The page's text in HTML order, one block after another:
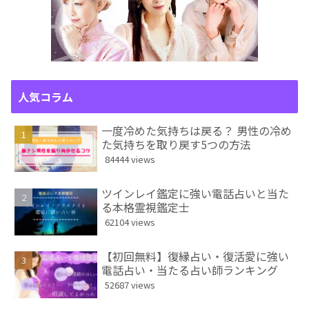
人気コラム
一度冷めた気持ちは戻る？ 男性の冷め
た気持ちを取り戻す5つの方法
84444 views
ツインレイ鑑定に強い電話占いと当た
る本格霊視鑑定士
62104 views
【初回無料】復縁占い・復活愛に強い
電話占い・当たる占い師ランキング
52687 views